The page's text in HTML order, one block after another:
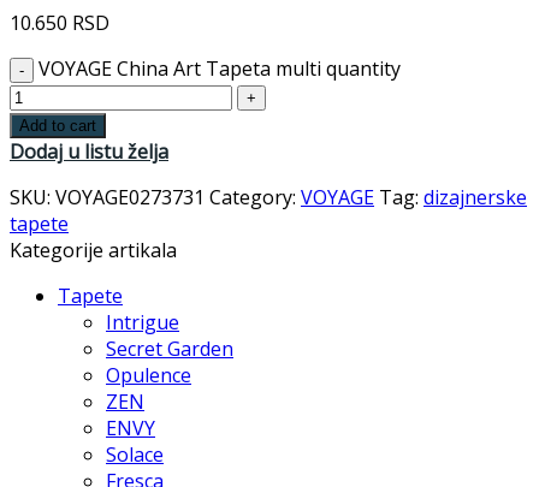
10.650 RSD
VOYAGE China Art Tapeta multi quantity
Add to cart
Dodaj u listu želja
SKU: VOYAGE0273731 Category: VOYAGE Tag: dizajnerske
tapete
Kategorije artikala
Tapete
Intrigue
Secret Garden
Opulence
ZEN
ENVY
Solace
Fresca